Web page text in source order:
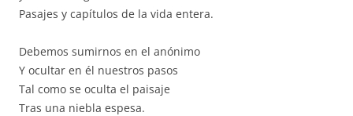
Pasajes y capítulos de la vida entera.
Debemos sumirnos en el anónimo
Y ocultar en él nuestros pasos
Tal como se oculta el paisaje
Tras una niebla espesa.